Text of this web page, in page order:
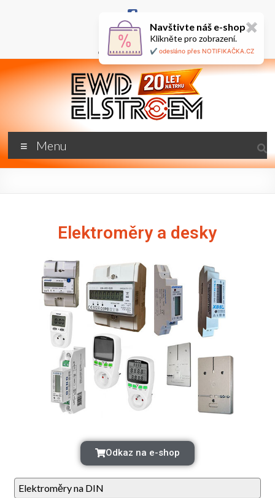
+420 777 687 800
ewd@ewdel.cz
🇬🇧
Menu
Elektroměry a desky
Odkaz na e-shop
Elektroměry na DIN
Navštivte náš e-shop✖
Klikněte pro zobrazení.
✔️ odesláno přes NOTIFIKAČKA.CZ